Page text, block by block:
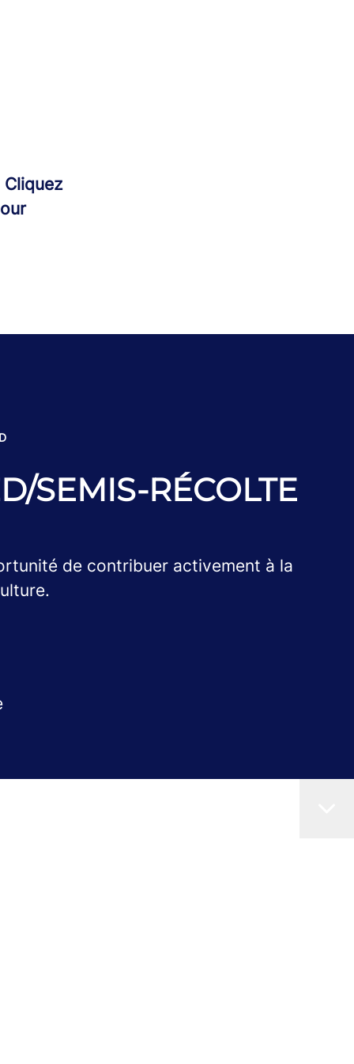
Cliquez
SEMIS-RÉCOLTE
de contribuer activement à la